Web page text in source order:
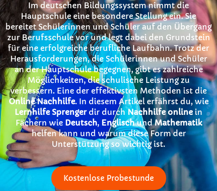
Im deutschen Bildungssystem nimmt die
Hauptschule eine besondere Stellung ein. Sie
bereitet Schülerinnen und Schüler auf den Übergang
zur Berufsschule vor und legt dabei den Grundstein
für eine erfolgreiche berufliche Laufbahn. Trotz der
Herausforderungen, die Schülerinnen und Schüler
an der Hauptschule begegnen, gibt es zahlreiche
Möglichkeiten, die schulische Leistung zu
verbessern. Eine der effektivsten Methoden ist die
Online Nachhilfe. In diesem Artikel erfährst du, wie
Lernhilfe Sprengerdir durchNachhilfe online in
Fächern wie Deutsch, EnglischundMathematik
helfen kann und warum diese Form der
Unterstützung so wichtig ist.
Kostenlose Probestunde